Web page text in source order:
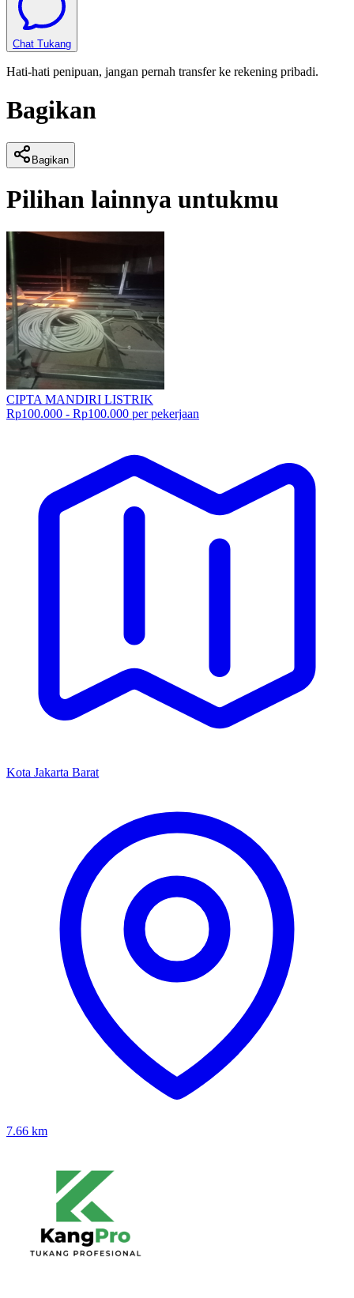
Chat Tukang
Hati-hati penipuan, jangan pernah transfer ke rekening pribadi.
Bagikan
Bagikan
Pilihan lainnya untukmu
CIPTA MANDIRI LISTRIK
Rp100.000 - Rp100.000 per pekerjaan
Kota Jakarta Barat
7.66 km